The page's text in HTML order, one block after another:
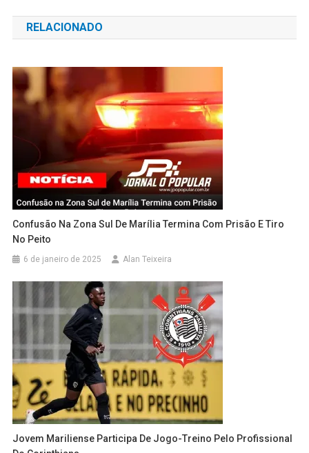
de
Post
RELACIONADO
Confusão Na Zona Sul De Marília Termina Com Prisão E Tiro
No Peito
6 de janeiro de 2025 Alan Teixeira
Jovem Mariliense Participa De Jogo-Treino Pelo Profissional